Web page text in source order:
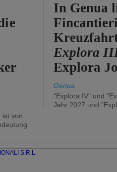
ist von
In Genua
Explora
Explora
Genua
"Explora IV" und
Jahr 2027 und